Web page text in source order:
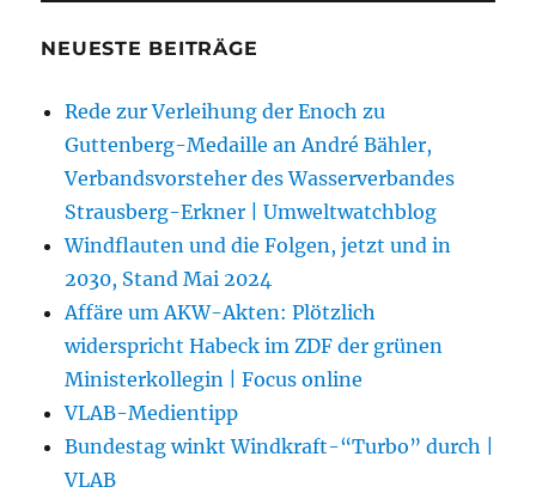
NEUESTE BEITRÄGE
Rede zur Verleihung der Enoch zu
Guttenberg-Medaille an André Bähler,
Verbandsvorsteher des Wasserverbandes
Strausberg-Erkner | Umweltwatchblog
Windflauten und die Folgen, jetzt und in
2030, Stand Mai 2024
Affäre um AKW-Akten: Plötzlich
widerspricht Habeck im ZDF der grünen
Ministerkollegin | Focus online
VLAB-Medientipp
Bundestag winkt Windkraft-“Turbo” durch |
VLAB